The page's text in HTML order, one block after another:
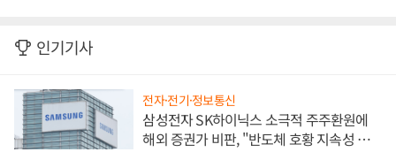
인기기사
전자·전기·정보통신
삼성전자 SK하이닉스 소극적 주주환원에
해외 증권가 비판, "반도체 호황 지속성 의